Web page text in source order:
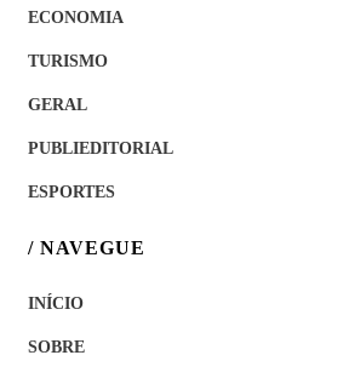
ECONOMIA
TURISMO
GERAL
PUBLIEDITORIAL
ESPORTES
/ NAVEGUE
INÍCIO
SOBRE